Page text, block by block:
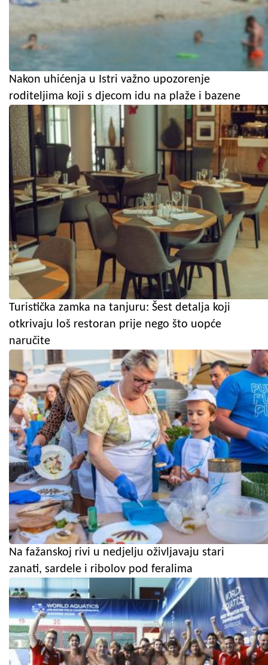
Nakon uhićenja u Istri važno upozorenje
roditeljima koji s djecom idu na plaže i bazene
Turistička zamka na tanjuru: Šest detalja koji
otkrivaju loš restoran prije nego što uopće
naručite
Na fažanskoj rivi u nedjelju oživljavaju stari
zanati, sardele i ribolov pod feralima